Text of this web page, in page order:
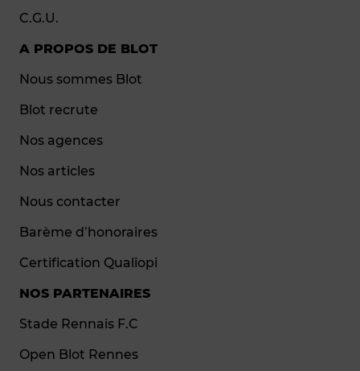
C.G.U.
A PROPOS DE BLOT
Nous sommes Blot
Blot recrute
Nos agences
Nos articles
Nous contacter
Barème d’honoraires
Certification Qualiopi
NOS PARTENAIRES
Stade Rennais F.C
Open Blot Rennes